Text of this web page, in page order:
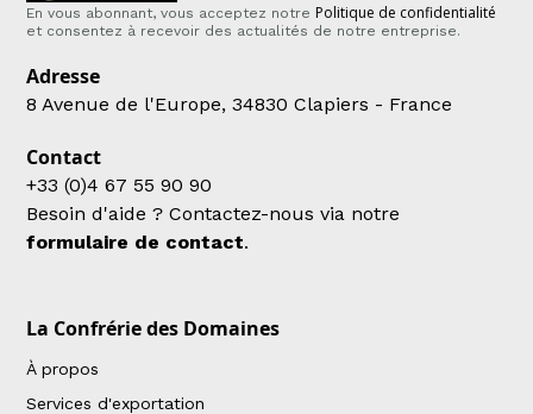
En vous abonnant, vous acceptez notre Politique de confidentialité
et consentez à recevoir des actualités de notre entreprise.
Adresse
8 Avenue de l'Europe, 34830 Clapiers - France
Contact
+33 (0)4 67 55 90 90
Besoin d'aide ? Contactez-nous via notre
formulaire de contact.
La Confrérie des Domaines
À propos
Services d'exportation